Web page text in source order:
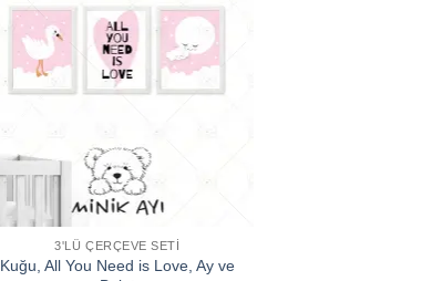
3'LÜ ÇERÇEVE SETI
Kuğu, All You Need is Love, Ay ve